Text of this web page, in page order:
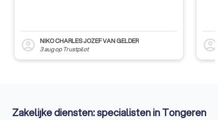
account_circle
NIKO CHARLES JOZEF VAN GELDER
3 augop Trustpilot account_circle
Zakelijke diensten: specialisten in Tongeren